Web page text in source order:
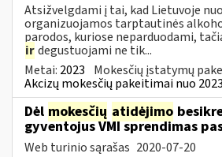
Atsižvelgdami į tai, kad Lietuvoje
organizuojamos tarptautinės
parodos, kuriose neparduodami,
irdegustuojami ne tik...
Metai: 2023 Mokesčių įstatymų
Akcizų mokesčių pakeitimai nuo
Dėl mokesčių atidėjimo
gyventojus VMI sprendimas
Web turinio sąrašas 2020-07-20